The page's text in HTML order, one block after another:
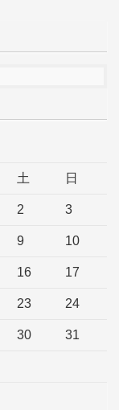
土 日
2 3
9 10
16 17
23 24
30 31